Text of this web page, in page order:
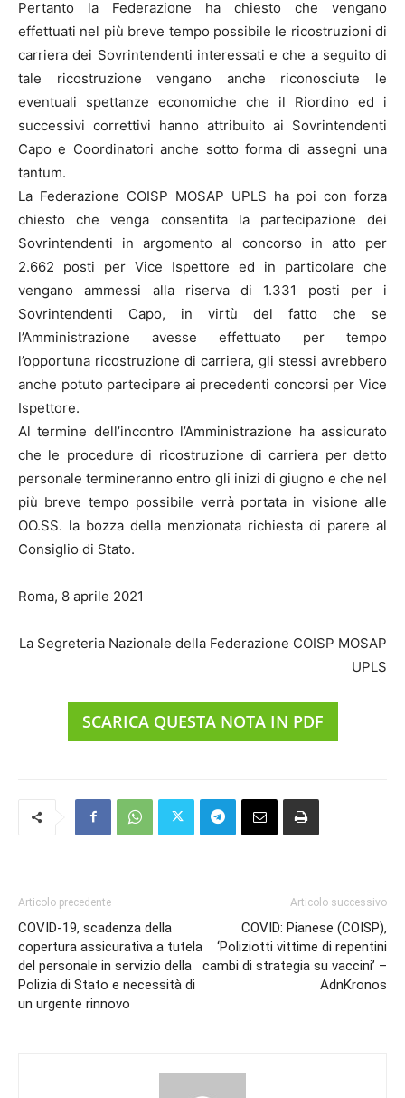
Pertanto la Federazione ha chiesto che vengano
effettuati nel più breve tempo possibile le ricostruzioni di
carriera dei Sovrintendenti interessati e che a seguito di
tale ricostruzione vengano anche riconosciute le
eventuali spettanze economiche che il Riordino ed i
successivi correttivi hanno attribuito ai Sovrintendenti
Capo e Coordinatori anche sotto forma di assegni una
tantum.
La Federazione COISP MOSAP UPLS ha poi con forza
chiesto che venga consentita la partecipazione dei
Sovrintendenti in argomento al concorso in atto per
2.662 posti per Vice Ispettore ed in particolare che
vengano ammessi alla riserva di 1.331 posti per i
Sovrintendenti Capo, in virtù del fatto che se
l’Amministrazione avesse effettuato per tempo
l’opportuna ricostruzione di carriera, gli stessi avrebbero
anche potuto partecipare ai precedenti concorsi per Vice
Ispettore.
Al termine dell’incontro l’Amministrazione ha assicurato
che le procedure di ricostruzione di carriera per detto
personale termineranno entro gli inizi di giugno e che nel
più breve tempo possibile verrà portata in visione alle
OO.SS. la bozza della menzionata richiesta di parere al
Consiglio di Stato.
Roma, 8 aprile 2021
La Segreteria Nazionale della Federazione COISP MOSAP
UPLS
SCARICA QUESTA NOTA IN PDF
Articolo precedente
COVID-19, scadenza della
copertura assicurativa a tutela
del personale in servizio della
Polizia di Stato e necessità di
un urgente rinnovo
Articolo successivo
COVID: Pianese (COISP),
‘Poliziotti vittime di repentini
cambi di strategia su vaccini’ –
AdnKronos